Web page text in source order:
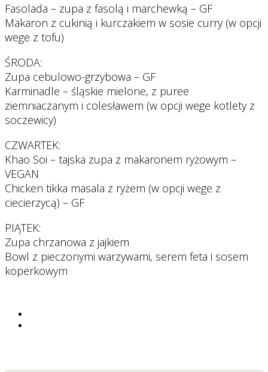
Fasolada – zupa z fasolą i marchewką – GF
Makaron z cukinią i kurczakiem w sosie curry (w opcji
wege z tofu)
ŚRODA:
Zupa cebulowo-grzybowa – GF
Karminadle – śląskie mielone, z puree
ziemniaczanym i colesławem (w opcji wege kotlety z
soczewicy)
CZWARTEK:
Khao Soi – tajska zupa z makaronem ryżowym –
VEGAN
Chicken tikka masala z ryżem (w opcji wege z
ciecierzycą) – GF
PIĄTEK:
Zupa chrzanowa z jajkiem
Bowl z pieczonymi warzywami, serem feta i sosem
koperkowym